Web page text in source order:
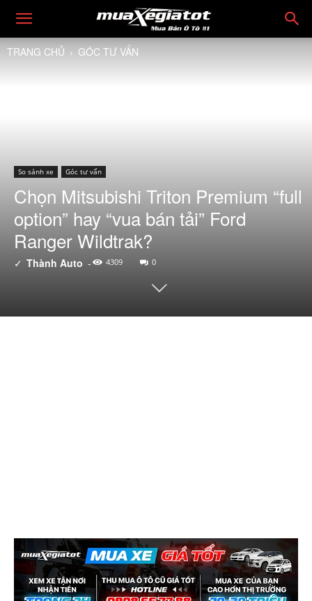
TRANG CHỦ GÓC TƯ VẤN
So sánh xe Góc tư vấn
Chọn Mitsubishi Triton Premium “full
option” hay “vua bán tải” Ford
Ranger Wildtrak?
✓ Thành Auto - 4309 0